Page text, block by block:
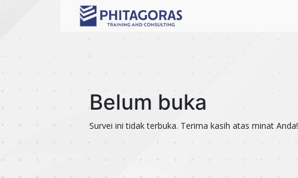
Belum buka
Survei ini tidak terbuka. Terima kasih atas minat Anda!